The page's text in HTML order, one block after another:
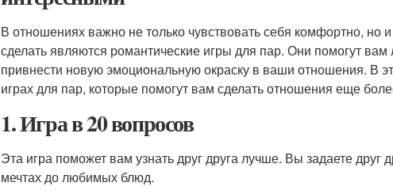
В отношениях важно не только чувствовать себя комфортно, но
сделать являются романтические игры для пар. Они помогут вам
привнести новую эмоциональную окраску в ваши отношения. В
играх для пар, которые помогут вам сделать отношения еще
1. Игра в 20 вопросов
Эта игра поможет вам узнать друг друга лучше. Вы задаете
мечтах до любимых блюд.